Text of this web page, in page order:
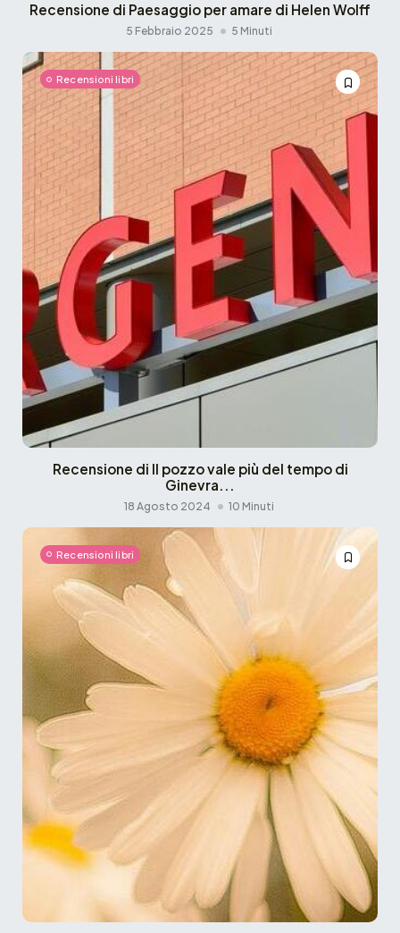
Recensione di Paesaggio per amare di Helen Wolff
5 Febbraio 2025 5 Minuti
Recensioni libri
Recensione di Il pozzo vale più del tempo di
Ginevra...
18 Agosto 2024 10 Minuti
Recensioni libri